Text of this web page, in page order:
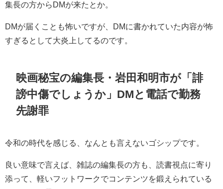
集長の方からDMが来たとか。
DMが届くことも怖いですが、DMに書かれていた内容が怖
すぎるとして大炎上してるのです。
映画秘宝の編集長・岩田和明市が「誹
謗中傷でしょうか」DMと電話で勤務
先謝罪
令和の時代を感じる、なんとも言えないゴシップです。
良い意味で言えば、雑誌の編集長の方も、読書視点に寄り
添って、軽いフットワークでコンテンツを鍛えられている